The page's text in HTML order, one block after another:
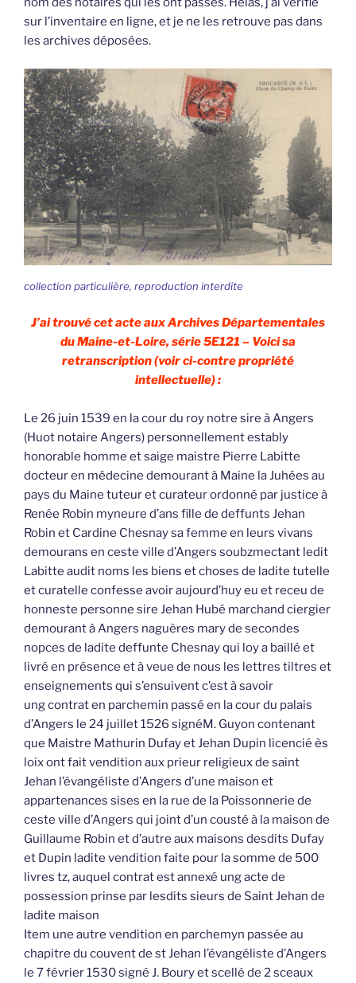
sur l’inventaire en ligne, et je ne les retrouve pas dans
les archives déposées.
collection particulière, reproduction interdite
J’ai trouvé cet acte aux Archives Départementales
du Maine-et-Loire, série 5E121 – Voici sa
retranscription (voir ci-contre propriété
intellectuelle) :
Le 26 juin 1539 en la cour du roy notre sire à Angers
(Huot notaire Angers) personnellement estably
honorable homme et saige maistre Pierre Labitte
docteur en médecine demourant à Maine la Juhées au
pays du Maine tuteur et curateur ordonné par justice à
Renée Robin myneure d’ans fille de deffunts Jehan
Robin et Cardine Chesnay sa femme en leurs vivans
demourans en ceste ville d’Angers soubzmectant ledit
Labitte audit noms les biens et choses de ladite tutelle
et curatelle confesse avoir aujourd’huy eu et receu de
honneste personne sire Jehan Hubé marchand ciergier
demourant à Angers naguères mary de secondes
nopces de ladite deffunte Chesnay qui loy a baillé et
livré en présence et à veue de nous les lettres tiltres et
enseignements qui s’ensuivent c’est à savoir
ung contrat en parchemin passé en la cour du palais
d’Angers le 24 juillet 1526 signéM. Guyon contenant
que Maistre Mathurin Dufay et Jehan Dupin licencié ès
loix ont fait vendition aux prieur religieux de saint
Jehan l’évangéliste d’Angers d’une maison et
appartenances sises en la rue de la Poissonnerie de
ceste ville d’Angers qui joint d’un cousté à la maison de
Guillaume Robin et d’autre aux maisons desdits Dufay
et Dupin ladite vendition faite pour la somme de 500
livres tz, auquel contrat est annexé ung acte de
possession prinse par lesdits sieurs de Saint Jehan de
ladite maison
Item une autre vendition en parchemyn passée au
chapitre du couvent de st Jehan l’évangéliste d’Angers
le 7 février 1530 signé J. Boury et scellé de 2 sceaux